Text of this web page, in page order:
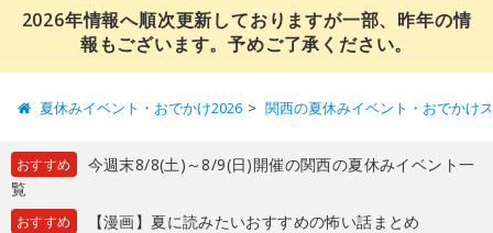
2026年情報へ順次更新しておりますが一部、昨年の情
報もございます。予めご了承ください。
夏休みイベント・おでかけ2026 関西の夏休みイベント・おでかけ
おすすめ
今週末8/8(土)～8/9(日)開催の関西の夏休みイベント一
覧
おすすめ 【漫画】夏に読みたいおすすめの怖い話まとめ